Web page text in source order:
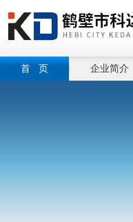
首 页 企业简介